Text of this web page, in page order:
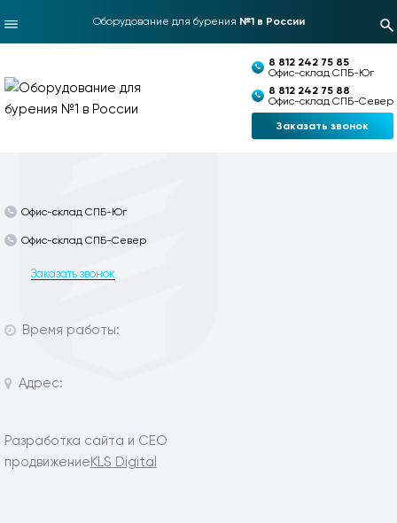
Оборудование для бурения №1 в России
8 812 242 75 85
Офис-склад СПБ-Юг
8 812 242 75 88
Офис-склад СПБ-Север
Заказать звонок
Офис-склад СПБ-Юг
Офис-склад СПБ-Север
Заказать звонок
Время работы:
Адрес:
Разработка сайта и СЕО
продвижениеKLS Digital